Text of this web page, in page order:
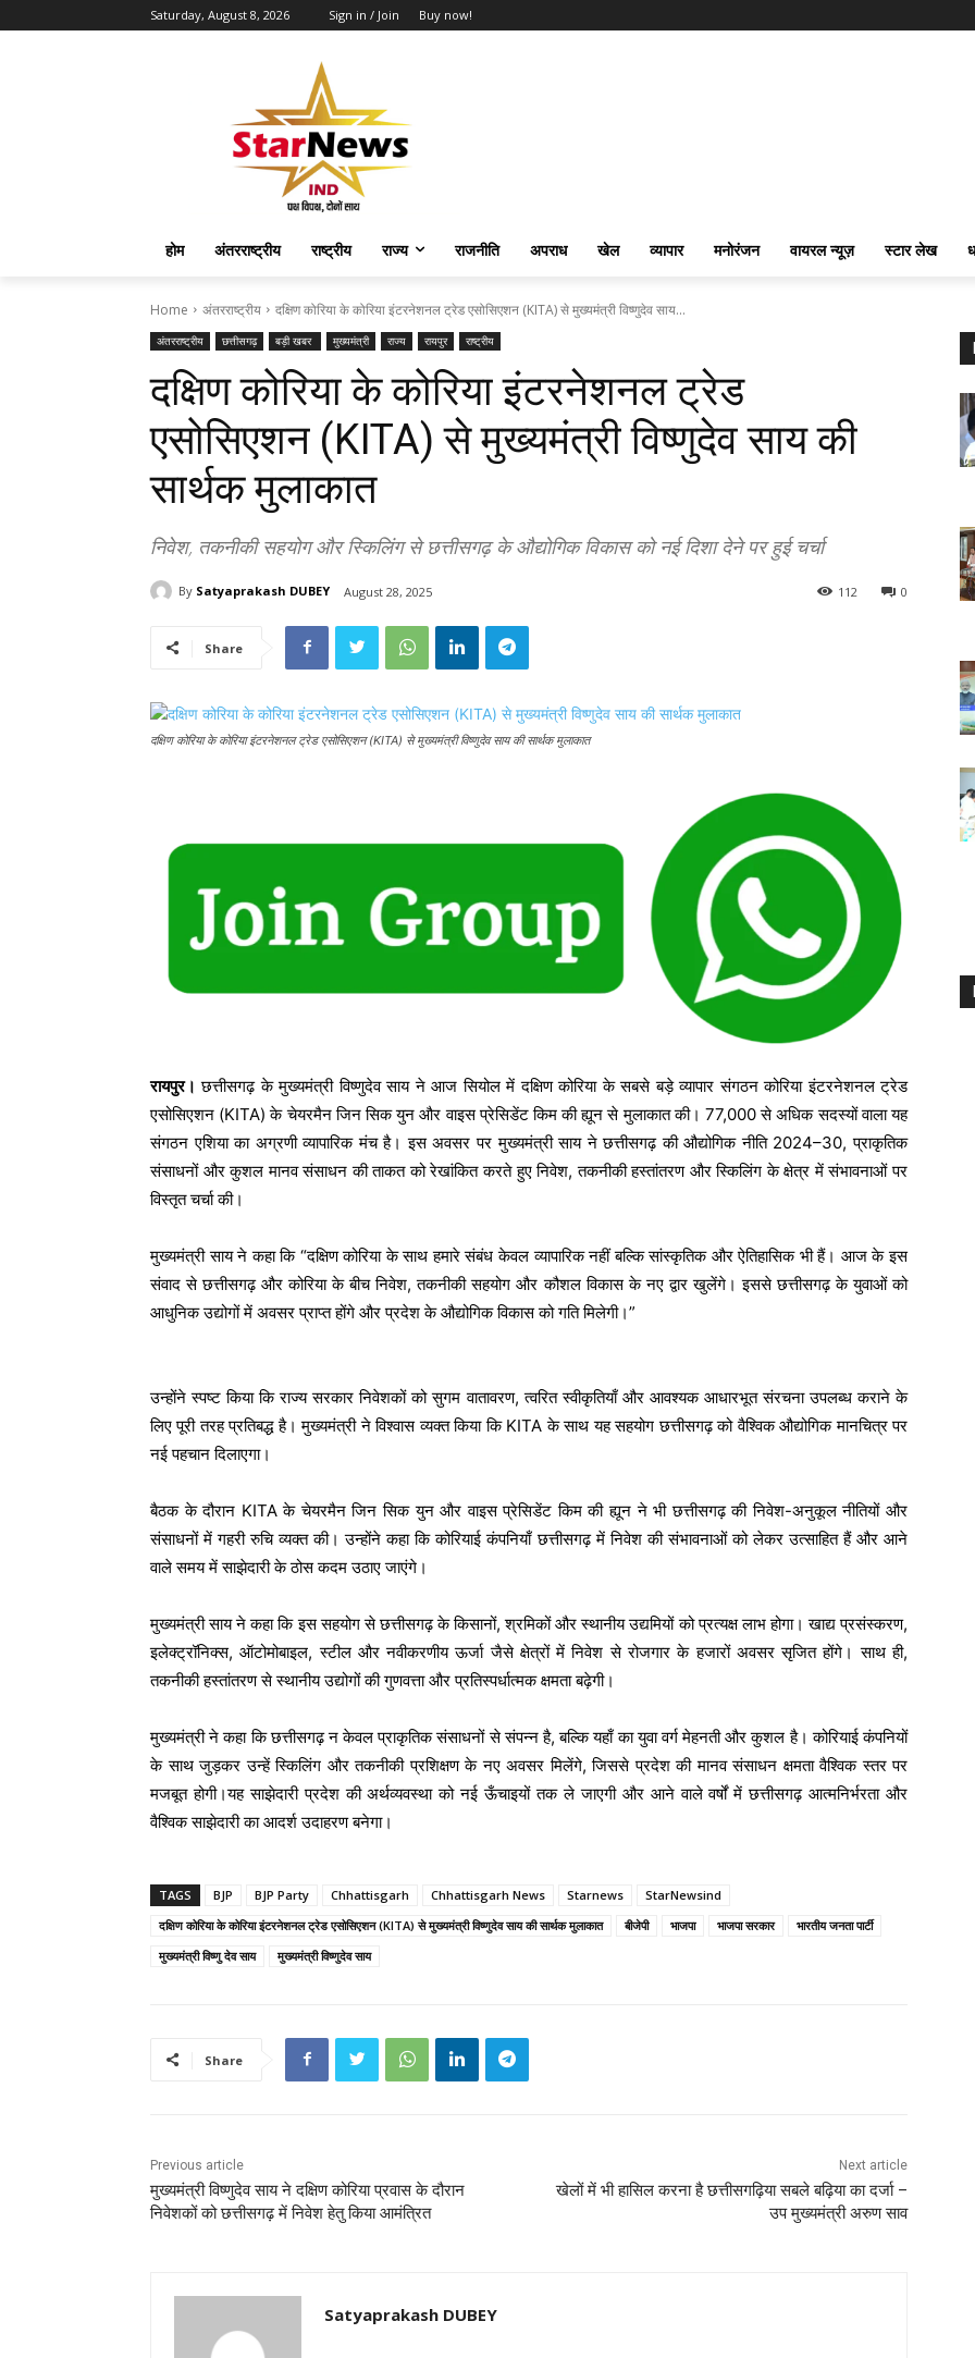
Saturday, August 8, 2026 Sign in / Join Buy now!
होम अंतरराष्ट्रीय राष्ट्रीय राज्य राजनीति अपराध खेल व्यापार मनोरंजन वायरल न्यूज़ स्टार लेख
Home अंतरराष्ट्रीय दक्षिण कोरिया के कोरिया इंटरनेशनल ट्रेड एसोसिएशन (KITA) से मुख्यमंत्री विष्णुदेव साय...
अंतरराष्ट्रीय छत्तीसगढ़ बड़ी खबर मुख्यमंत्री राज्य रायपुर राष्ट्रीय
दक्षिण कोरिया के कोरिया इंटरनेशनल ट्रेड
एसोसिएशन (KITA) से मुख्यमंत्री विष्णुदेव साय की
सार्थक मुलाकात
निवेश, तकनीकी सहयोग और स्किलिंग से छत्तीसगढ़ के औद्योगिक विकास को नई दिशा देने पर हुई चर्चा
By Satyaprakash DUBEY August 28, 2025 0
112
Share
दक्षिण कोरिया के कोरिया इंटरनेशनल ट्रेड एसोसिएशन (KITA) से मुख्यमंत्री विष्णुदेव साय की सार्थक मुलाकात
रायपुर। छत्तीसगढ़ के मुख्यमंत्री विष्णुदेव साय ने आज सियोल में दक्षिण कोरिया के सबसे बड़े व्यापार संगठन कोरिया इंटरनेशनल ट्रेड
एसोसिएशन (KITA) के चेयरमैन जिन सिक युन और वाइस प्रेसिडेंट किम की ह्यून से मुलाकात की। 77,000 से अधिक सदस्यों वाला यह
संगठन एशिया का अग्रणी व्यापारिक मंच है। इस अवसर पर मुख्यमंत्री साय ने छत्तीसगढ़ की औद्योगिक नीति 2024–30, प्राकृतिक
संसाधनों और कुशल मानव संसाधन की ताकत को रेखांकित करते हुए निवेश, तकनीकी हस्तांतरण और स्किलिंग के क्षेत्र में संभावनाओं पर
विस्तृत चर्चा की।
मुख्यमंत्री साय ने कहा कि “दक्षिण कोरिया के साथ हमारे संबंध केवल व्यापारिक नहीं बल्कि सांस्कृतिक और ऐतिहासिक भी हैं। आज के इस
संवाद से छत्तीसगढ़ और कोरिया के बीच निवेश, तकनीकी सहयोग और कौशल विकास के नए द्वार खुलेंगे। इससे छत्तीसगढ़ के युवाओं को
आधुनिक उद्योगों में अवसर प्राप्त होंगे और प्रदेश के औद्योगिक विकास को गति मिलेगी।”
उन्होंने स्पष्ट किया कि राज्य सरकार निवेशकों को सुगम वातावरण, त्वरित स्वीकृतियाँ और आवश्यक आधारभूत संरचना उपलब्ध कराने के
लिए पूरी तरह प्रतिबद्ध है। मुख्यमंत्री ने विश्वास व्यक्त किया कि KITA के साथ यह सहयोग छत्तीसगढ़ को वैश्विक औद्योगिक मानचित्र पर
नई पहचान दिलाएगा।
बैठक के दौरान KITA के चेयरमैन जिन सिक युन और वाइस प्रेसिडेंट किम की ह्यून ने भी छत्तीसगढ़ की निवेश-अनुकूल नीतियों और
संसाधनों में गहरी रुचि व्यक्त की। उन्होंने कहा कि कोरियाई कंपनियाँ छत्तीसगढ़ में निवेश की संभावनाओं को लेकर उत्साहित हैं और आने
वाले समय में साझेदारी के ठोस कदम उठाए जाएंगे।
मुख्यमंत्री साय ने कहा कि इस सहयोग से छत्तीसगढ़ के किसानों, श्रमिकों और स्थानीय उद्यमियों को प्रत्यक्ष लाभ होगा। खाद्य प्रसंस्करण,
इलेक्ट्रॉनिक्स, ऑटोमोबाइल, स्टील और नवीकरणीय ऊर्जा जैसे क्षेत्रों में निवेश से रोजगार के हजारों अवसर सृजित होंगे। साथ ही,
तकनीकी हस्तांतरण से स्थानीय उद्योगों की गुणवत्ता और प्रतिस्पर्धात्मक क्षमता बढ़ेगी।
मुख्यमंत्री ने कहा कि छत्तीसगढ़ न केवल प्राकृतिक संसाधनों से संपन्न है, बल्कि यहाँ का युवा वर्ग मेहनती और कुशल है। कोरियाई कंपनियों
के साथ जुड़कर उन्हें स्किलिंग और तकनीकी प्रशिक्षण के नए अवसर मिलेंगे, जिससे प्रदेश की मानव संसाधन क्षमता वैश्विक स्तर पर
मजबूत होगी।यह साझेदारी प्रदेश की अर्थव्यवस्था को नई ऊँचाइयों तक ले जाएगी और आने वाले वर्षों में छत्तीसगढ़ आत्मनिर्भरता और
वैश्विक साझेदारी का आदर्श उदाहरण बनेगा।
TAGS BJP BJP Party Chhattisgarh Chhattisgarh News Starnews
StarNewsind
दक्षिण कोरिया के कोरिया इंटरनेशनल ट्रेड एसोसिएशन (KITA) से मुख्यमंत्री विष्णुदेव साय की सार्थक मुलाकात
बीजेपी भाजपा भाजपा सरकार
भारतीय जनता पार्टी
मुख्यमंत्री विष्णु देव साय
मुख्यमंत्री विष्णुदेव साय
Share
Previous article
मुख्यमंत्री विष्णुदेव साय ने दक्षिण कोरिया प्रवास के दौरान
निवेशकों को छत्तीसगढ़ में निवेश हेतु किया आमंत्रित
Next article
खेलों में भी हासिल करना है छत्तीसगढ़िया सबले बढ़िया का दर्जा –
उप मुख्यमंत्री अरुण साव
Satyaprakash DUBEY